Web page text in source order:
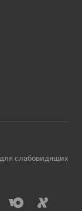
слабовидящих